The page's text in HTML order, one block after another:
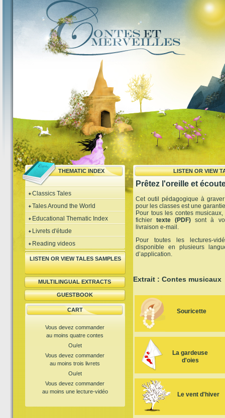
THEMATIC INDEX LISTEN OR VIEW
Classics Tales
Tales Around the World
Educational Thematic Index
Livrets d'étude
Reading videos
LISTEN OR VIEW TALES SAMPLES
MULTILINGUAL EXTRACTS
GUESTBOOK
CART
Vous devez commander
au moins quatre contes
Ou/et
Vous devez commander
au moins trois livrets
Ou/et
Vous devez commander
au moins une lecture-vidéo
Prêtez l'oreille et
Cet outil pédagogique à
pour les classes est une
Pour tous les contes
fichiertexte (PDF) sont à
livraison e-mail.
Pour toutes les lectures-
disponible en plusieurs
d’application.
Extrait : Contes musicaux
Souricette
La gardeuse
d'oies
Le vent d'hiver